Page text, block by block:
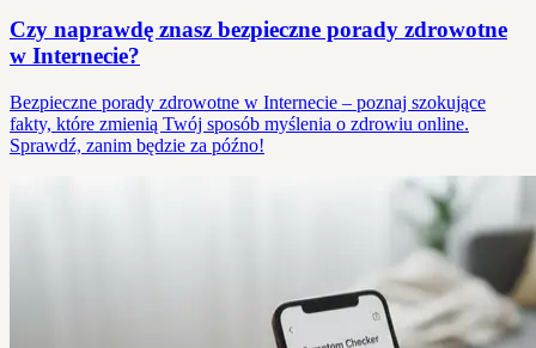
Czy naprawdę znasz bezpieczne porady zdrowotne
w Internecie?
Bezpieczne porady zdrowotne w Internecie – poznaj szokujące
fakty, które zmienią Twój sposób myślenia o zdrowiu online.
Sprawdź, zanim będzie za późno!